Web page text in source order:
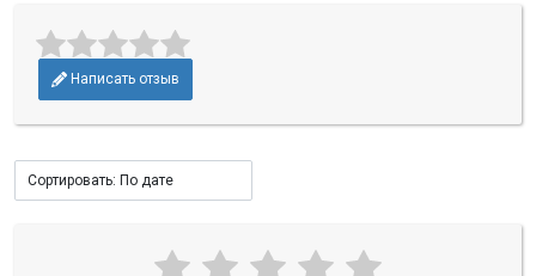
Написать отзыв